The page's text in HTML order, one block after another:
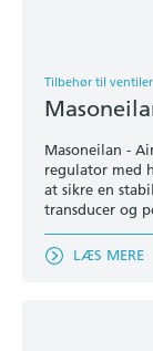
Tilbehør til ventiler
Masoneilan -
regulator med
at sikre en
transducer og
LÆS MERE